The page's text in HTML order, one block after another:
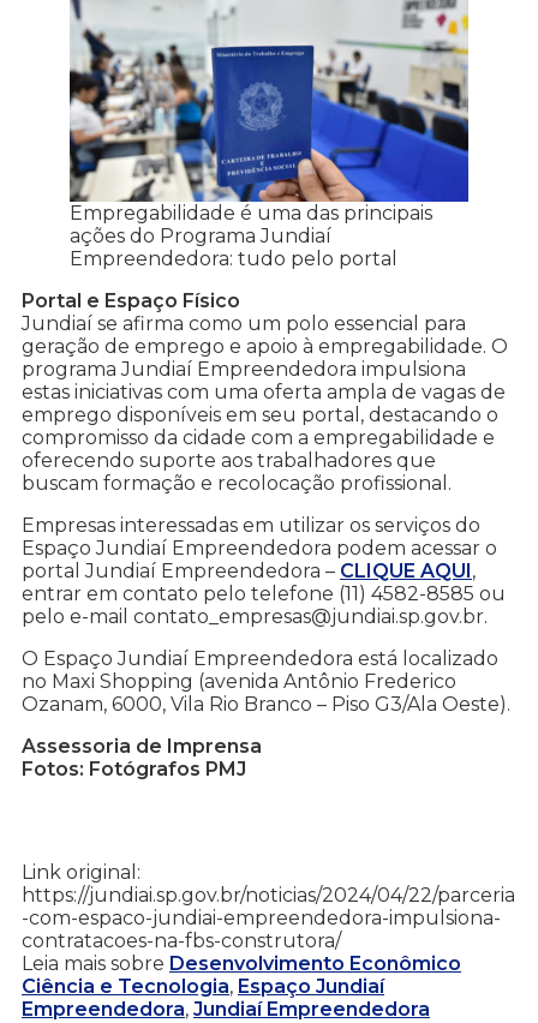
Empregabilidade é uma das principais
ações do Programa Jundiaí
Empreendedora: tudo pelo portal
Portal e Espaço Físico
Jundiaí se afirma como um polo essencial para
geração de emprego e apoio à empregabilidade. O
programa Jundiaí Empreendedora impulsiona
estas iniciativas com uma oferta ampla de vagas de
emprego disponíveis em seu portal, destacando o
compromisso da cidade com a empregabilidade e
oferecendo suporte aos trabalhadores que
buscam formação e recolocação profissional.
Empresas interessadas em utilizar os serviços do
Espaço Jundiaí Empreendedora podem acessar o
portal Jundiaí Empreendedora – CLIQUE AQUI ,
entrar em contato pelo telefone (11) 4582-8585 ou
pelo e-mail contato_empresas@jundiai.sp.gov.br.
O Espaço Jundiaí Empreendedora está localizado
no Maxi Shopping (avenida Antônio Frederico
Ozanam, 6000, Vila Rio Branco – Piso G3/Ala Oeste).
Assessoria de Imprensa
Fotos: Fotógrafos PMJ
Link original:
https://jundiai.sp.gov.br/noticias/2024/04/22/parceria
-com-espaco-jundiai-empreendedora-impulsiona-
contratacoes-na-fbs-construtora/
Leia mais sobre Desenvolvimento Econômico
Ciência e Tecnologia, Espaço Jundiaí
Empreendedora, Jundiaí Empreendedora